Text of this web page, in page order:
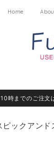
Home
10時までのご注
ックアン